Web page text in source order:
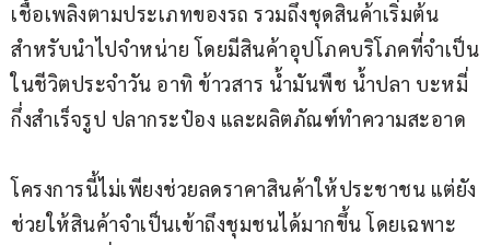
เชื้อเพลิงตามประเภทของรถ รวมถึงชุดสินค้าเริ่มต้น
สำหรับนำไปจำหน่าย โดยมีสินค้าอุปโภคบริโภคที่จำเป็น
ในชีวิตประจำวัน อาทิ ข้าวสาร น้ำมันพืช น้ำปลา บะหมี่
กึ่งสำเร็จรูป ปลากระป๋อง และผลิตภัณฑ์ทำความสะอาด
โครงการนี้ไม่เพียงช่วยลดราคาสินค้าให้ประชาชน แต่ยัง
ช่วยให้สินค้าจำเป็นเข้าถึงชุมชนได้มากขึ้น โดยเฉพาะ